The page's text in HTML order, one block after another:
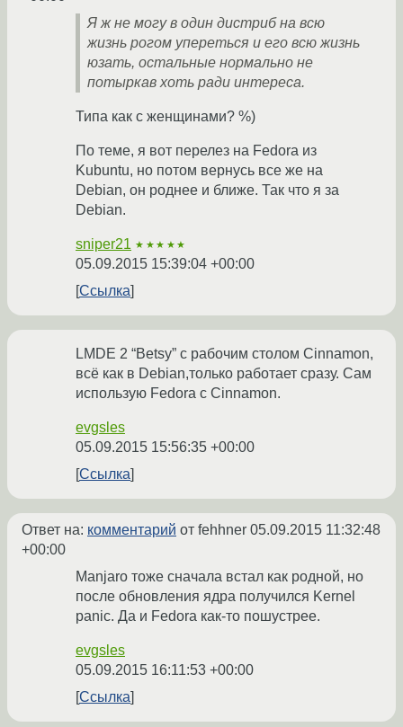
Я ж не могу в один дистриб на всю
жизнь рогом упереться и его всю жизнь
юзать, остальные нормально не
потыркав хоть ради интереса.
Типа как с женщинами? %)
По теме, я вот перелез на Fedora из
Kubuntu, но потом вернусь все же на
Debian, он роднее и ближе. Так что я за
Debian.
sniper21 ★★★★★
05.09.2015 15:39:04 +00:00
Ссылка
LMDE 2 “Betsy” с рабочим столом Cinnamon,
всё как в Debian,только работает сразу. Сам
использую Fedora с Cinnamon.
evgsles
05.09.2015 15:56:35 +00:00
Ссылка
Ответ на: комментарий от fehhner 05.09.2015 11:32:48
+00:00
Manjaro тоже сначала встал как родной, но
после обновления ядра получился Kernel
panic. Да и Fedora как-то пошустрее.
evgsles
05.09.2015 16:11:53 +00:00
Ссылка